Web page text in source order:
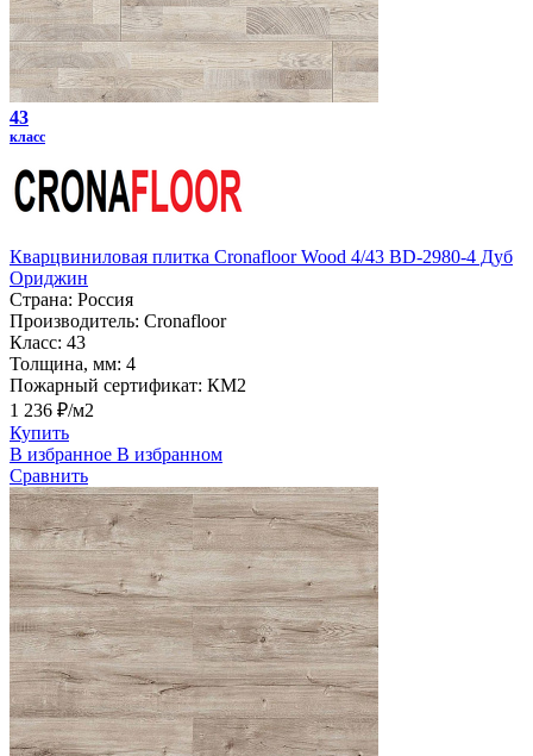
43
класс
Кварцвиниловая плитка Cronafloor Wood 4/43 BD-2980-4 Дуб
Ориджин
Страна: Россия
Производитель: Cronafloor
Класс: 43
Толщина, мм: 4
Пожарный сертификат: КМ2
1 236 ₽/м2
Купить
В избранное В избранном
Сравнить